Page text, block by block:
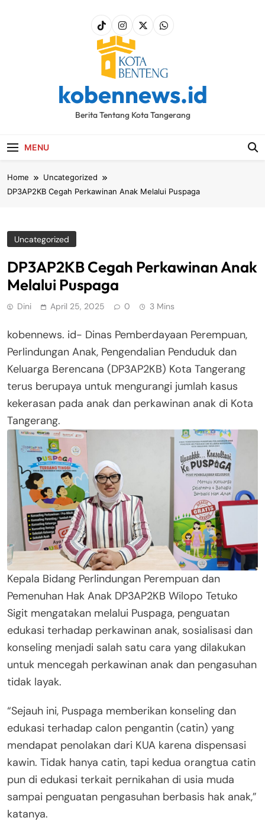
kobennews.id
Berita Tentang Kota Tangerang
MENU
Home
Uncategorized
DP3AP2KB Cegah Perkawinan Anak Melalui Puspaga
Uncategorized
DP3AP2KB Cegah Perkawinan Anak
Melalui Puspaga
Dini April 25, 2025 0 3 Mins
kobennews. id- Dinas Pemberdayaan Perempuan,
Perlindungan Anak, Pengendalian Penduduk dan
Keluarga Berencana (DP3AP2KB) Kota Tangerang
terus berupaya untuk mengurangi jumlah kasus
kekerasan pada anak dan perkawinan anak di Kota
Tangerang.
Kepala Bidang Perlindungan Perempuan dan
Pemenuhan Hak Anak DP3AP2KB Wilopo Tetuko
Sigit mengatakan melalui Puspaga, penguatan
edukasi terhadap perkawinan anak, sosialisasi dan
konseling menjadi salah satu cara yang dilakukan
untuk mencegah perkawinan anak dan pengasuhan
tidak layak.
“Sejauh ini, Puspaga memberikan konseling dan
edukasi terhadap calon pengantin (catin) yang
mendapat penolakan dari KUA karena dispensasi
kawin. Tidak hanya catin, tapi kedua orangtua catin
pun di edukasi terkait pernikahan di usia muda
sampai penguatan pengasuhan berbasis hak anak,”
katanya.